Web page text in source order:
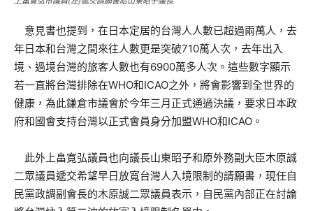
意見書也提到，在日本定居的台灣人人數已超過兩萬人，去
年日本和台灣之間來往人數更是突破710萬人次，去年出入
境、過境台灣的旅客人數也有6900萬多人次。這些數字顯示
若一直將台灣排除在WHO和ICAO之外，將會影響到全世界的
健康，為此鎌倉市議會於今年三月正式通過決議，要求日本政
府和國會支持台灣以正式會員身分加盟WHO和ICAO。
此外上畠寛弘議員也向議長山東昭子和原外務副大臣木原誠
二眾議員遞交希望早日放寬台灣人入境限制的請願書，現任自
民黨政調副會長的木原誠二眾議員表示，自民黨內部正在討論